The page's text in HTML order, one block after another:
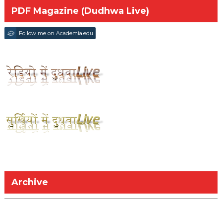
PDF Magazine (Dudhwa Live)
Follow me on Academia.edu
Archive